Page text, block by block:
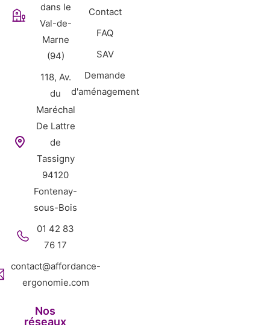
dans le
Val-de-
Marne
(94)
118, Av.
du
Maréchal
De Lattre
de
Tassigny
94120
Fontenay-
sous-Bois
01 42 83
76 17
contact@affordance-
ergonomie.com
Nos
réseaux
Contact
FAQ
SAV
Demande
d'aménagement